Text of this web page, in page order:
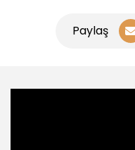
Paylaş